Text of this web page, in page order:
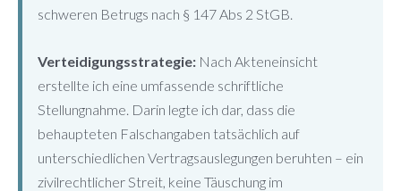
schweren Betrugs nach § 147 Abs 2 StGB.
Verteidigungsstrategie: Nach Akteneinsicht
erstellte ich eine umfassende schriftliche
Stellungnahme. Darin legte ich dar, dass die
behaupteten Falschangaben tatsächlich auf
unterschiedlichen Vertragsauslegungen beruhten – ein
zivilrechtlicher Streit, keine Täuschung im